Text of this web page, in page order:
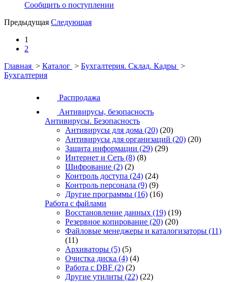
Сообщить о поступлении
Предыдущая Следующая
1
2
Главная > Каталог > Бухгалтерия. Склад. Кадры >
Бухгалтерия
Распродажа
Антивирусы, безопасность
Антивирусы. Безопасность
Антивирусы для дома (20) (20)
Антивирусы для организаций (20) (20)
Защита информации (29) (29)
Интернет и Сеть (8) (8)
Шифрование (2) (2)
Контроль доступа (24) (24)
Контроль персонала (9) (9)
Другие программы (16) (16)
Работа с файлами
Восстановление данных (19) (19)
Резервное копирование (20) (20)
Файловые менеджеры и каталогизаторы (11)
(11)
Архиваторы (5) (5)
Очистка диска (4) (4)
Работа с DBF (2) (2)
Другие утилиты (22) (22)